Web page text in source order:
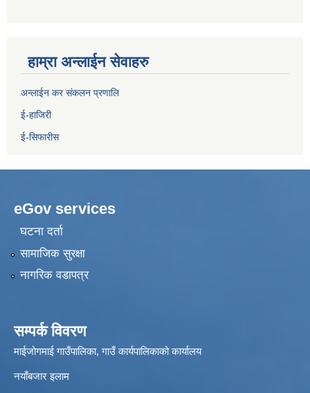
हाम्रा अन्लाईन सेवाहरु
अन्लाईन कर संकलन प्रणालि
ई-हाजिरी
ई-सिफारीस
eGov services
घटना दर्ता
सामाजिक सुरक्षा
नागरिक वडापत्र
सम्पर्क विवरण
माईजोगमाई गाउँपालिका, गाउँ कार्यपालिकाको कार्यालय
नयाँबजार इलाम